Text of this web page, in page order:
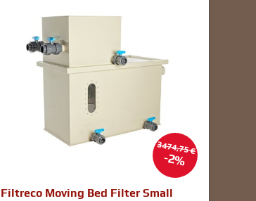
3474,75 €
2%
Filtreco Moving Bed Filter Small